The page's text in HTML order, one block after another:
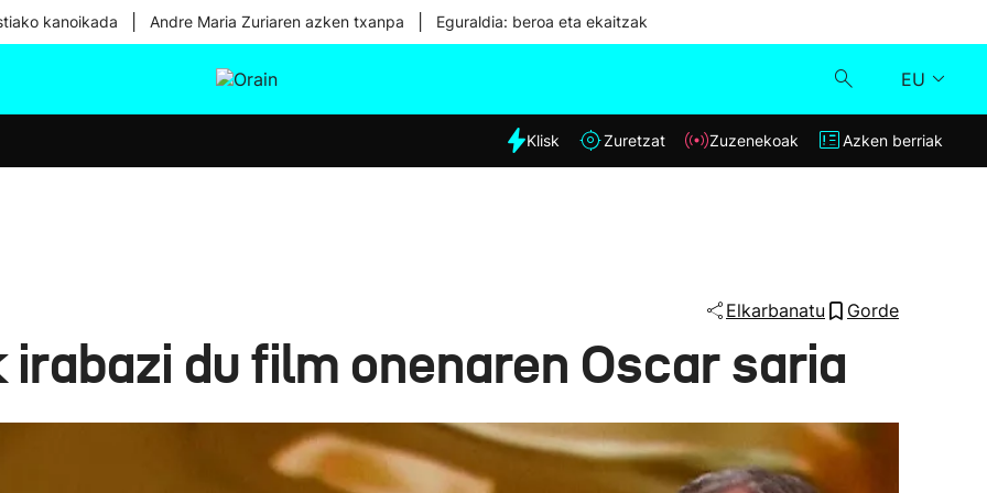
kanoikada Andre Maria Zuriaren azken txanpa Eguraldia: beroa eta ekaitzak
EU
Eguraldia
Klisk
Azken berriak
Klisk Zuretzat Zuzenekoak Azken berriak
Elkarbanatu Gorde
du film onenaren Oscar saria